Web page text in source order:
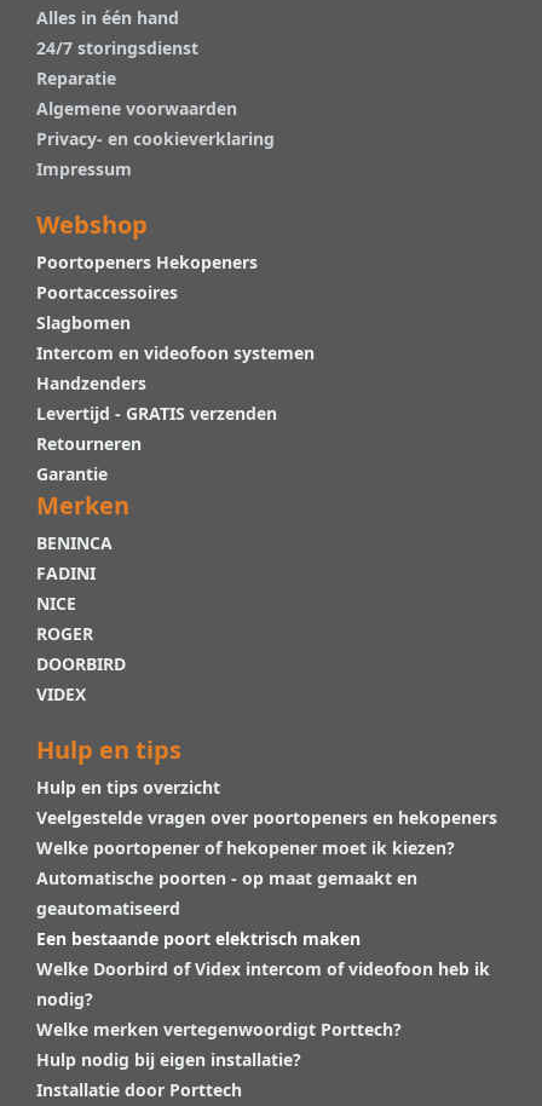
Alles in één hand
24/7 storingsdienst
Reparatie
Algemene voorwaarden
Privacy- en cookieverklaring
Impressum
Webshop
Poortopeners Hekopeners
Poortaccessoires
Slagbomen
Intercom en videofoon systemen
Handzenders
Levertijd - GRATIS verzenden
Retourneren
Garantie
Merken
BENINCA
FADINI
NICE
ROGER
DOORBIRD
VIDEX
Hulp en tips
Hulp en tips overzicht
Veelgestelde vragen over poortopeners en hekopeners
Welke poortopener of hekopener moet ik kiezen?
Automatische poorten - op maat gemaakt en
geautomatiseerd
Een bestaande poort elektrisch maken
Welke Doorbird of Videx intercom of videofoon heb ik
nodig?
Welke merken vertegenwoordigt Porttech?
Hulp nodig bij eigen installatie?
Installatie door Porttech